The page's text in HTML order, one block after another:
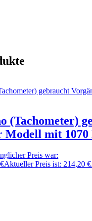
(Tachometer)
Modell mit
Preis war:
€Aktueller Preis ist: 214,20 €.